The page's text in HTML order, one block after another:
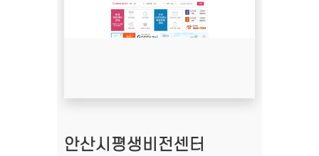
안산시평생비전센터